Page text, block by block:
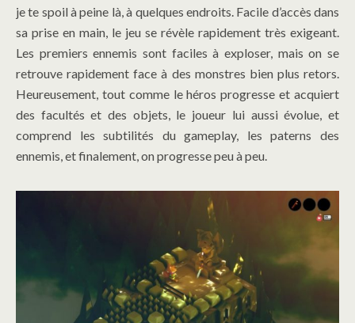
je te spoil à peine là, à quelques endroits. Facile d’accès dans
sa prise en main, le jeu se révèle rapidement très exigeant.
Les premiers ennemis sont faciles à exploser, mais on se
retrouve rapidement face à des monstres bien plus retors.
Heureusement, tout comme le héros progresse et acquiert
des facultés et des objets, le joueur lui aussi évolue, et
comprend les subtilités du gameplay, les paterns des
ennemis, et finalement, on progresse peu à peu.